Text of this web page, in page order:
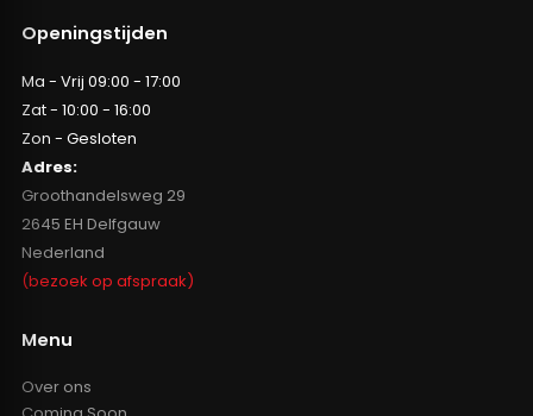
Openingstijden
Ma - Vrij 09:00 - 17:00
Zat - 10:00 - 16:00
Zon - Gesloten
Adres:
Groothandelsweg 29
2645 EH Delfgauw
Nederland
(bezoek op afspraak)
Menu
Over ons